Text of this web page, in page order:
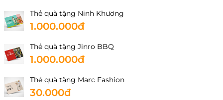
Hồ Chí Minh
Số 511 Huỳnh Văn Bánh, P. 14, Quận Phú Nhuận, Hồ
Chí Minh
Số 81 Thành Thái, Phường 14, Quận 10, Hồ Chí Minh
7, Hồ Chí Minh
Số 130 Nguyễn Đình Chiểu, P. 6, Quận 3, Hồ Chí Minh
Thẻ quà tặng Ninh Khương
1.000.000đ
Thẻ quà tặng Jinro BBQ
1.000.000đ
Thẻ quà tặng Marc Fashion
30.000đ